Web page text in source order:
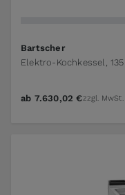
Bartscher
Elektro-Kochkessel,
ab 7.630,02 €zzgl. MwSt.